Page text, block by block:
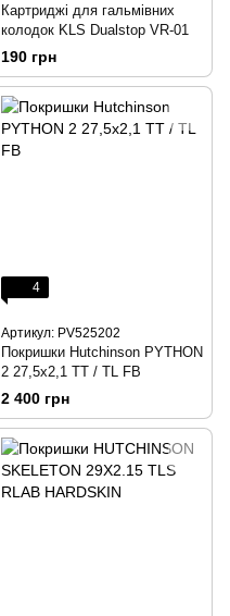
Картриджі для гальмівних
колодок KLS Dualstop VR-01
190 грн
4
Артикул: PV525202
Покришки Hutchinson PYTHON
2 27,5x2,1 TT / TL FB
2 400 грн